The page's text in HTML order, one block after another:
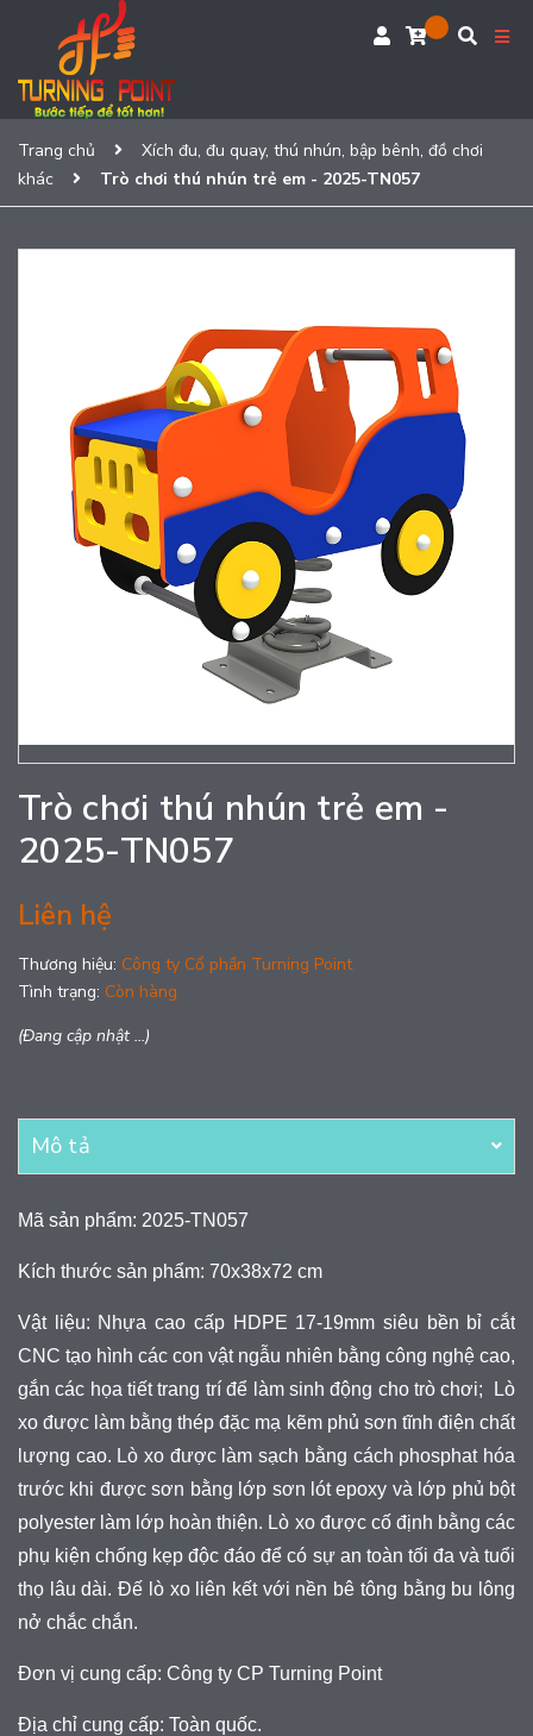
Trang chủ
Xích đu, đu quay, thú nhún, bập bênh, đồ chơi
khác
Trò chơi thú nhún trẻ em - 2025-TN057
Trò chơi thú nhún trẻ em -
2025-TN057
Liên hệ
Thương hiệu: Công ty Cổ phần Turning Point
Tình trạng: Còn hàng
(Đang cập nhật ...)
Mô tả
Mã sản phẩm: 2025-TN057
Kích thước sản phẩm: 70x38x72 cm
Vật liệu: Nhựa cao cấp HDPE 17-19mm siêu bền bỉ cắt
CNC tạo hình các con vật ngẫu nhiên bằng công nghệ cao,
gắn các họa tiết trang trí để làm sinh động cho trò chơi; Lò
xo được làm bằng thép đặc mạ kẽm phủ sơn tĩnh điện chất
lượng cao. Lò xo được làm sạch bằng cách phosphat hóa
trước khi được sơn bằng lớp sơn lót epoxy và lớp phủ bột
polyester làm lớp hoàn thiện. Lò xo được cố định bằng các
phụ kiện chống kẹp độc đáo để có sự an toàn tối đa và tuổi
thọ lâu dài. Đế lò xo liên kết với nền bê tông bằng bu lông
nở chắc chắn.
Đơn vị cung cấp: Công ty CP Turning Point
Địa chỉ cung cấp: Toàn quốc.